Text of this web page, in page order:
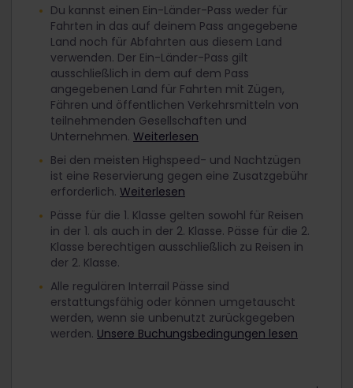
Du kannst einen Ein-Länder-Pass weder für
Fahrten in das auf deinem Pass angegebene
Land noch für Abfahrten aus diesem Land
verwenden. Der Ein-Länder-Pass gilt
ausschließlich in dem auf dem Pass
angegebenen Land für Fahrten mit Zügen,
Fähren und öffentlichen Verkehrsmitteln von
teilnehmenden Gesellschaften und
Unternehmen. Weiterlesen
Bei den meisten Highspeed- und Nachtzügen
ist eine Reservierung gegen eine Zusatzgebühr
erforderlich. Weiterlesen
Pässe für die 1. Klasse gelten sowohl für Reisen
in der 1. als auch in der 2. Klasse. Pässe für die 2.
Klasse berechtigen ausschließlich zu Reisen in
der 2. Klasse.
Alle regulären Interrail Pässe sind
erstattungsfähig oder können umgetauscht
werden, wenn sie unbenutzt zurückgegeben
werden. Unsere Buchungsbedingungen lesen